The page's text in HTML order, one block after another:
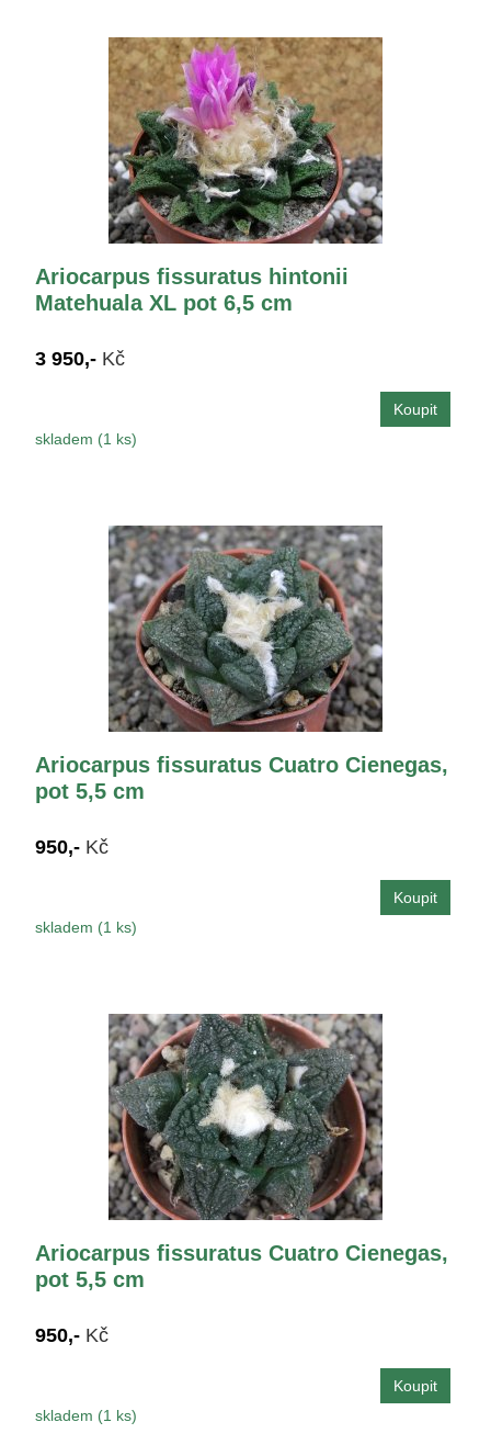
Ariocarpus fissuratus hintonii
Matehuala XL pot 6,5 cm
3 950,- Kč
skladem (1 ks)
Ariocarpus fissuratus Cuatro Cienegas,
pot 5,5 cm
950,- Kč
skladem (1 ks)
Ariocarpus fissuratus Cuatro Cienegas,
pot 5,5 cm
950,- Kč
skladem (1 ks)